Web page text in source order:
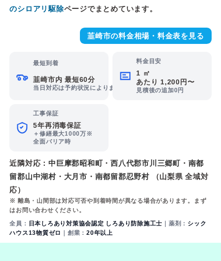
のシロアリ駆除ページでまとめています。
韮崎市の料金相場・料金表を見る
最短到着
韮崎市内 最短60分
当日対応は予約状況によります
料金目安
1 ㎡
あたり 1,200円〜
見積後の追加0円
工事保証
5年再消毒保証
＋修繕最大1000万※
全面バリア時
近隣対応：中巨摩郡昭和町・西八代郡市川三郷町・ 南都
留郡山中湖村・ 大月市 ・ 南都留郡忍野村（山梨県 全域対
応）
※ 離島・山間部は対応可否や到着時間が異なる場合があります。まず
はお問い合わせください。
全員： 日本しろあり対策協会認定 しろあり防除施工士 ｜薬剤： シック
ハウス13物質ゼロ ｜創業：20年以上